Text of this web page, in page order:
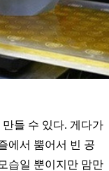
들 수 있다. 게다가
에서 뿜어서 빈 공
습일 뿐이지만 맘만